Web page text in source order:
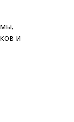
и